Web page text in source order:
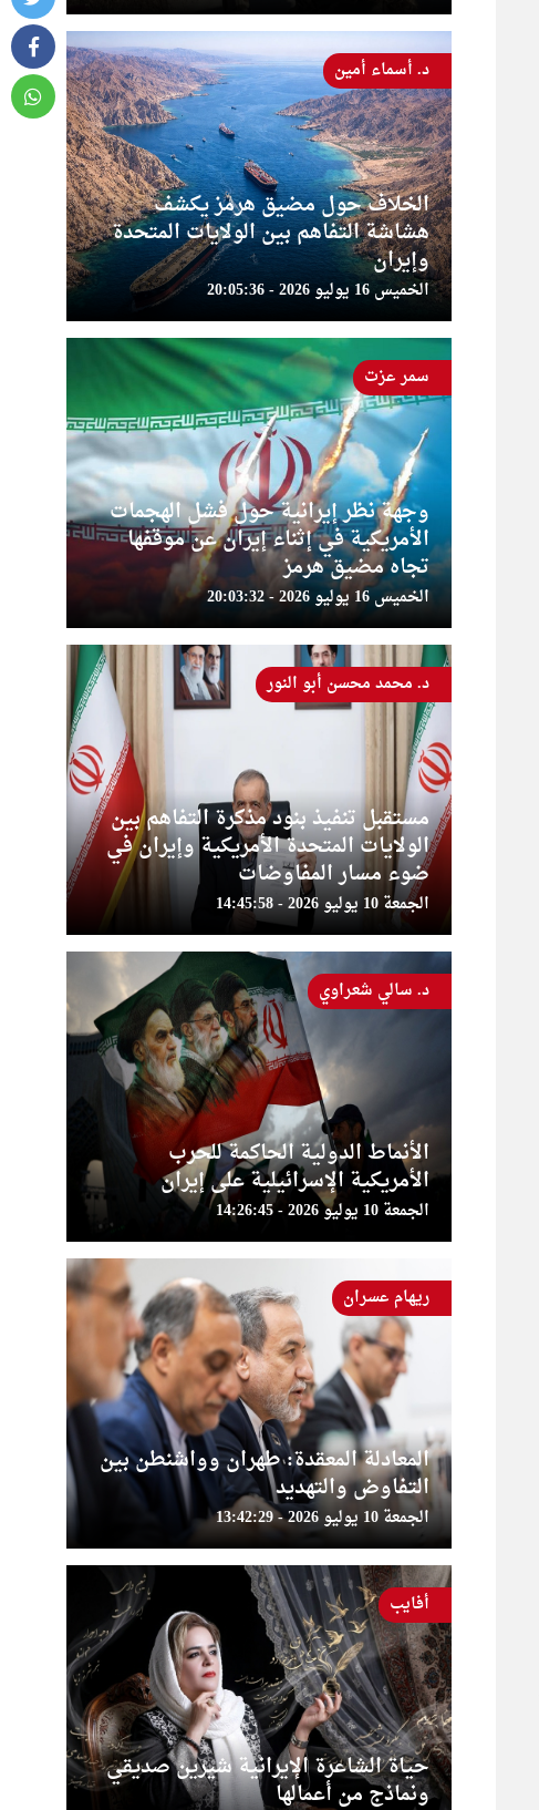
الخلاف حول مضيق هرمز يكشف
هشاشة التفاهم بين الولايات المتحدة
وإيران
الخميس 16 يوليو 2026 - 20:05:36
د. أسماء أمين
وجهة نظر إيرانية حول فشل الهجمات
الأمريكية في إثناء إيران عن موقفها
تجاه مضيق هرمز
الخميس 16 يوليو 2026 - 20:03:32
سمر عزت
مستقبل تنفيذ بنود مذكرة التفاهم بين
الولايات المتحدة الأمريكية وإيران في
ضوء مسار المفاوضات
الجمعة 10 يوليو 2026 - 14:45:58
د. محمد محسن أبو النور
الأنماط الدولية الحاكمة للحرب
الأمريكية الإسرائيلية على إيران
الجمعة 10 يوليو 2026 - 14:26:45
د. سالي شعراوي
المعادلة المعقدة: طهران وواشنطن بين
التفاوض والتهديد
الجمعة 10 يوليو 2026 - 13:42:29
ريهام عسران
حياة الشاعرة الإيرانية شيرين صديقي
ونماذج من أعمالها
أفايب